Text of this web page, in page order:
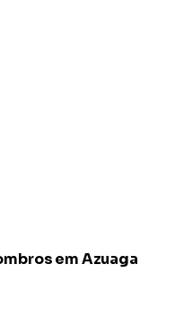
em Azuaga